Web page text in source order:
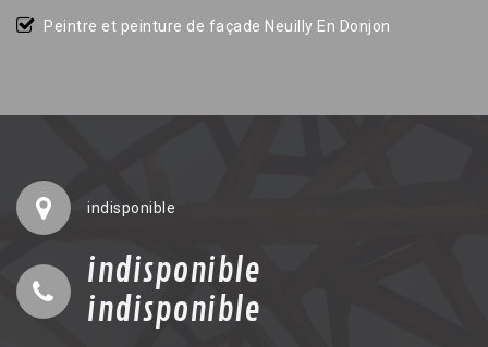
Peintre et peinture de façade Neuilly En Donjon
indisponible
indisponible
indisponible